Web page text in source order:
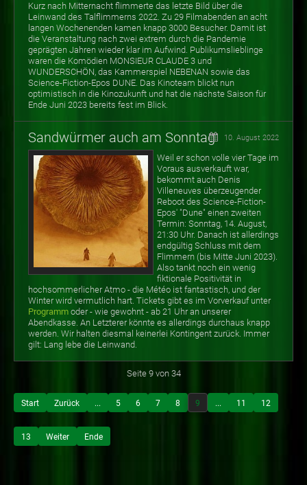
Kurz nach Mitternacht flimmerte das letzte Bild über die
Leinwand des Talflimmerns 2022. Zu 29 Filmabenden an acht
langen Wochenenden kamen knapp 3000 Besucher. Damit ist
die Veranstaltung nach zwei extrem durch die Pandemie
geprägten Jahren wieder klar im Aufwind. Publikumslieblinge
waren die Komödien MONSIEUR CLAUDE 3 und
WUNDERSCHÖN, das Kammerspiel NEBENAN sowie das
Science-Fiction-Epos DUNE. Das Kinoteam blickt nun
optimistisch in die Kinozukunft und hat die nächste Saison für
Ende Juni 2023 bereits fest im Blick.
Sandwürmer auch am Sonntag 10. August 2022
Weil er schon volle vier Tage im
Voraus ausverkauft war,
bekommt auch Denis
Villeneuves überzeugender
Reboot des Science-Fiction-
Epos' "Dune" einen zweiten
Termin: Sonntag, 14. August,
21:30 Uhr. Danach ist allerdings
endgültig Schluss mit dem
Flimmern (bis Mitte Juni 2023).
Also tankt noch ein wenig
fiktionale Positivität in
hochsommerlicher Atmo - die Météo ist fantastisch, und der
Winter wird vermutlich hart. Tickets gibt es im Vorverkauf unter
Programm oder - wie gewohnt - ab 21 Uhr an unserer
Abendkasse. An Letzterer könnte es allerdings durchaus knapp
werden. Wir halten diesmal keinerlei Kontingent zurück. Immer
gilt: Lang lebe die Leinwand.
Seite 9 von 34
Start Zurück ... 5 6 7 8 9 ... 11 12
13 Weiter Ende